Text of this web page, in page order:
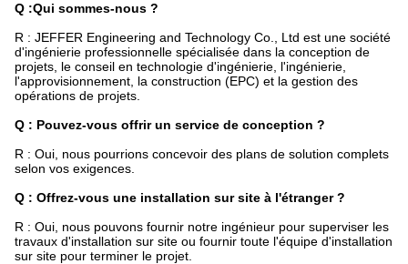
Q :Qui sommes-nous ?
R : JEFFER Engineering and Technology Co., Ltd est une société
d'ingénierie professionnelle spécialisée dans la conception de
projets, le conseil en technologie d'ingénierie, l'ingénierie,
l'approvisionnement, la construction (EPC) et la gestion des
opérations de projets.
Q : Pouvez-vous offrir un service de conception ?
R : Oui, nous pourrions concevoir des plans de solution complets
selon vos exigences.
Q : Offrez-vous une installation sur site à l'étranger ?
R : Oui, nous pouvons fournir notre ingénieur pour superviser les
travaux d'installation sur site ou fournir toute l'équipe d'installation
sur site pour terminer le projet.